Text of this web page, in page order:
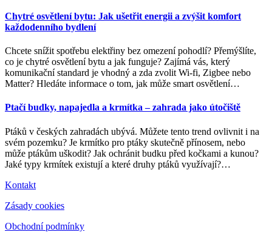
Chytré osvětlení bytu: Jak ušetřit energii a zvýšit komfort
každodenního bydlení
Chcete snížit spotřebu elektřiny bez omezení pohodlí? Přemýšlíte,
co je chytré osvětlení bytu a jak funguje? Zajímá vás, který
komunikační standard je vhodný a zda zvolit Wi-fi, Zigbee nebo
Matter? Hledáte informace o tom, jak může smart osvětlení…
Ptačí budky, napajedla a krmítka – zahrada jako útočiště
Ptáků v českých zahradách ubývá. Můžete tento trend ovlivnit i na
svém pozemku? Je krmítko pro ptáky skutečně přínosem, nebo
může ptákům uškodit? Jak ochránit budku před kočkami a kunou?
Jaké typy krmítek existují a které druhy ptáků využívají?…
Kontakt
Zásady cookies
Obchodní podmínky